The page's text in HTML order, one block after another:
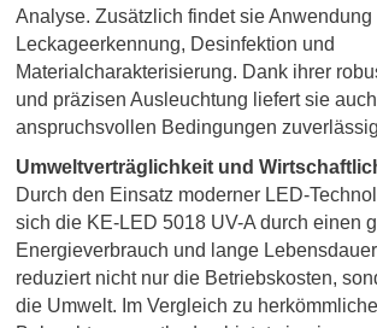
Analyse. Zusätzlich findet sie Anwendung
Leckageerkennung, Desinfektion und
Materialcharakterisierung. Dank ihrer
und präzisen Ausleuchtung liefert sie
anspruchsvollen Bedingungen
Umweltverträglichkeit und
Durch den Einsatz moderner LED-
sich die KE-LED 5018 UV-A durch einen
Energieverbrauch und lange
reduziert nicht nur die Betriebskosten,
die Umwelt. Im Vergleich zu